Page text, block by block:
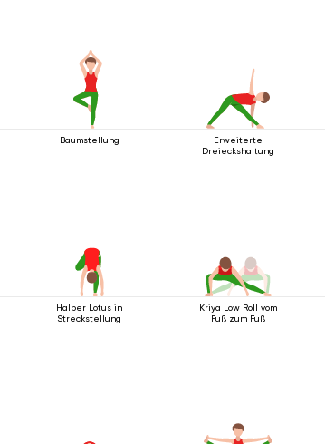
Baumstellung
Erweiterte
Dreieckshaltung
Halber Lotus in
Streckstellung
Kriya Low Roll vom
Fuß zum Fuß